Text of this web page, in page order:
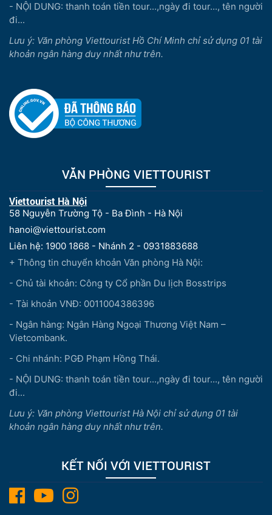
- NỘI DUNG: thanh toán tiền tour...,ngày đi tour..., tên người
đi...
Lưu ý: Văn phòng Viettourist Hồ Chí Minh chỉ sử dụng 01 tài
khoản ngân hàng duy nhất như trên.
VĂN PHÒNG VIETTOURIST
Viettourist Hà Nội
58 Nguyễn Trường Tộ - Ba Đình - Hà Nội
hanoi@viettourist.com
Liên hệ: 1900 1868 - Nhánh 2 - 0931883688
+ Thông tin chuyển khoản Văn phòng Hà Nội:
- Chủ tài khoản: Công ty Cổ phần Du lịch Bosstrips
- Tài khoản VNĐ: 0011004386396
- Ngân hàng: Ngân Hàng Ngoại Thương Việt Nam –
Vietcombank.
- Chi nhánh: PGĐ Phạm Hồng Thái.
- NỘI DUNG: thanh toán tiền tour...,ngày đi tour..., tên người
đi...
Lưu ý: Văn phòng Viettourist Hà Nội chỉ sử dụng 01 tài
khoản ngân hàng duy nhất như trên.
KẾT NỐI VỚI VIETTOURIST